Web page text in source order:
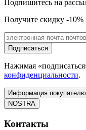
Подпишитесь на
Получите скидку -
Подписаться
Нажимая
конфиденциальности.
Информация покупателю
NOSTRA
Контакты